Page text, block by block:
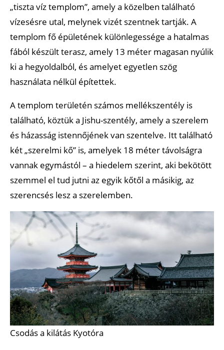
„tiszta víz templom”, amely a közelben található
vízesésre utal, melynek vizét szentnek tartják. A
templom fő épületének különlegessége a hatalmas
fából készült terasz, amely 13 méter magasan nyúlik
ki a hegyoldalból, és amelyet egyetlen szög
használata nélkül építettek.
A templom területén számos mellékszentély is
található, köztük a Jishu-szentély, amely a szerelem
és házasság istennőjének van szentelve. Itt található
két „szerelmi kő” is, amelyek 18 méter távolságra
vannak egymástól – a hiedelem szerint, aki bekötött
szemmel el tud jutni az egyik kőtől a másikig, az
szerencsés lesz a szerelemben.
Csodás a kilátás Kyotóra